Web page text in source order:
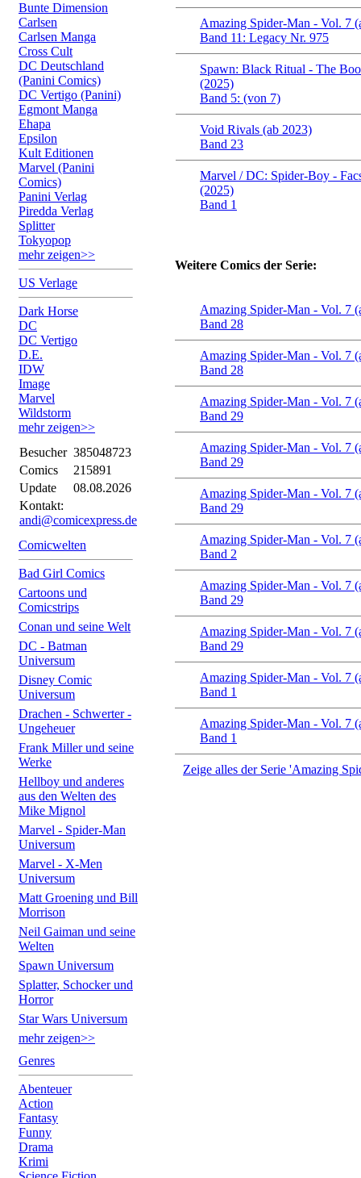
Bunte Dimension
Carlsen
Carlsen Manga
Cross Cult
DC Deutschland
(Panini Comics)
DC Vertigo (Panini)
Egmont Manga
Ehapa
Epsilon
Kult Editionen
Marvel (Panini
Comics)
Panini Verlag
Piredda Verlag
Splitter
Tokyopop
mehr zeigen>>
US Verlage
Dark Horse
DC
DC Vertigo
D.E.
IDW
Image
Marvel
Wildstorm
mehr zeigen>>
Besucher 385048723
Comics
215891
Update
08.08.2026
Kontakt:
andi@comicexpress.de
Comicwelten
Bad Girl Comics
Cartoons und
Comicstrips
Conan und seine Welt
DC - Batman
Universum
Disney Comic
Universum
Drachen - Schwerter -
Ungeheuer
Frank Miller und seine
Werke
Hellboy und anderes
aus den Welten des
Mike Mignol
Marvel - Spider-Man
Universum
Marvel - X-Men
Universum
Matt Groening und Bill
Morrison
Neil Gaiman und seine
Welten
Spawn Universum
Splatter, Schocker und
Horror
Star Wars Universum
mehr zeigen>>
Genres
Abenteuer
Action
Fantasy
Funny
Drama
Krimi
Amazing Spider-Man - Vol. 7
Band 11: Legacy Nr. 975
Spawn: Black Ritual - The
(2025)
Band 5: (von 7)
Void Rivals (ab 2023)
Band 23
Marvel / DC: Spider-Boy -
(2025)
Band 1
Weitere Comics der Serie:
Amazing Spider-Man - Vol. 7
Band 28
Amazing Spider-Man - Vol. 7
Band 28
Amazing Spider-Man - Vol. 7
Band 29
Amazing Spider-Man - Vol. 7
Band 29
Amazing Spider-Man - Vol. 7
Band 29
Amazing Spider-Man - Vol. 7
Band 2
Amazing Spider-Man - Vol. 7
Band 29
Amazing Spider-Man - Vol. 7
Band 29
Amazing Spider-Man - Vol. 7
Band 1
Amazing Spider-Man - Vol. 7
Band 1
Zeige alles der Serie 'Amazing